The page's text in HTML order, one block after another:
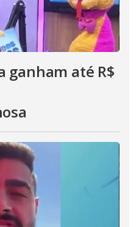
ganham até R$